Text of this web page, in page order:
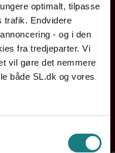
optimalt, tilpasse
trafik. Endvidere
- og i den
fra tredjeparter. Vi
vil gøre det nemmere
både SL.dk og vores
Nordjylland